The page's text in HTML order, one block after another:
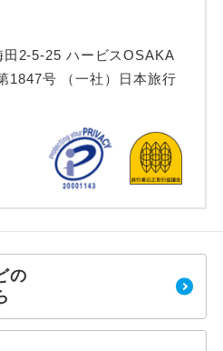
2-5-25 ハービスOSAKA
1847号 （一社）日本旅行
の